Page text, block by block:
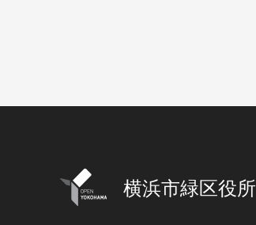
横浜市緑区役所